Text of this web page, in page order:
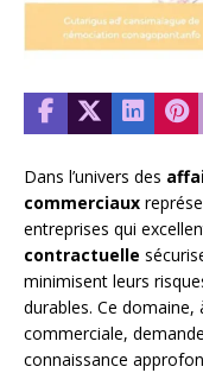
Dans l’univers des
commerciaux
entreprises qui
contractuelle
minimisent leurs
durables. Ce domaine,
commerciale,
connaissance